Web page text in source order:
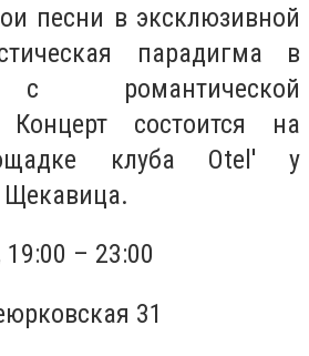
песни в эксклюзивной
парадигма в
с романтической
Концерт состоится на
клуба Otel' у
19:00 – 23:00
31